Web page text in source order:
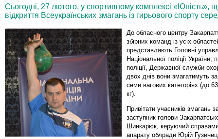
Сьогодні, 27 лютого, у спортивному комплексі «Юність»,
відкриття Всеукраїнських змагань із гирьового спорту
До обласного центру
збірних команд із усіх
представляють Головні
Національної поліції України,
поліції, Державної служби
двох днів вони змагатимуть
семи вагових категоріях (до
кг).
Привітати учасників змагань
заступник голови
Шинкарюк, керуючий
апарату облради Юрій